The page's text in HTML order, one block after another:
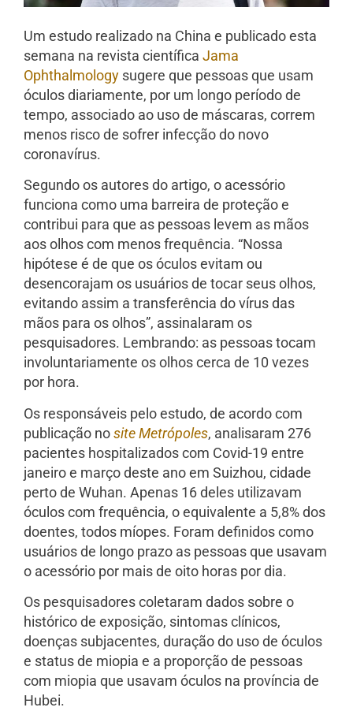
Um estudo realizado na China e publicado esta
semana na revista científica Jama
Ophthalmology sugere que pessoas que usam
óculos diariamente, por um longo período de
tempo, associado ao uso de máscaras, correm
menos risco de sofrer infecção do novo
coronavírus.
Segundo os autores do artigo, o acessório
funciona como uma barreira de proteção e
contribui para que as pessoas levem as mãos
aos olhos com menos frequência. “Nossa
hipótese é de que os óculos evitam ou
desencorajam os usuários de tocar seus olhos,
evitando assim a transferência do vírus das
mãos para os olhos”, assinalaram os
pesquisadores. Lembrando: as pessoas tocam
involuntariamente os olhos cerca de 10 vezes
por hora.
Os responsáveis pelo estudo, de acordo com
publicação nosite Metrópoles, analisaram 276
pacientes hospitalizados com Covid-19 entre
janeiro e março deste ano em Suizhou, cidade
perto de Wuhan. Apenas 16 deles utilizavam
óculos com frequência, o equivalente a 5,8% dos
doentes, todos míopes. Foram definidos como
usuários de longo prazo as pessoas que usavam
o acessório por mais de oito horas por dia.
Os pesquisadores coletaram dados sobre o
histórico de exposição, sintomas clínicos,
doenças subjacentes, duração do uso de óculos
e status de miopia e a proporção de pessoas
com miopia que usavam óculos na província de
Hubei.